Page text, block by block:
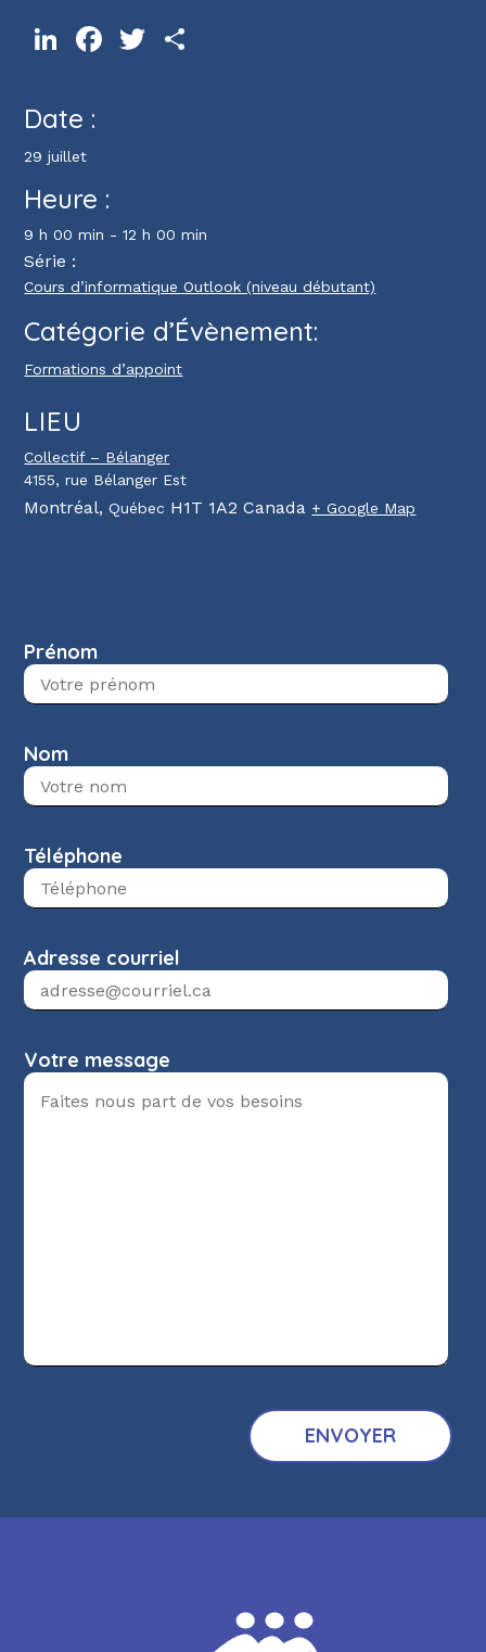
LinkedInFacebookTwitter
Date :
29 juillet
Heure :
9 h 00 min - 12 h 00 min
Série :
Cours d’informatique Outlook (niveau débutant)
Catégorie d’Évènement:
Formations d’appoint
LIEU
Collectif – Bélanger
4155, rue Bélanger Est
Montréal, Québec H1T 1A2 Canada + Google Map
Prénom
Nom
Téléphone
Adresse courriel
Votre message